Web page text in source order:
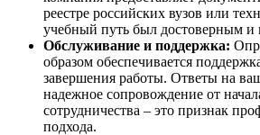
реестре российских вузов или
учебный путь был достоверным
Обслуживание и поддержка:
образом обеспечивается
завершения работы. Ответы на
надежное сопровождение от
сотрудничества – это признак
подхода.